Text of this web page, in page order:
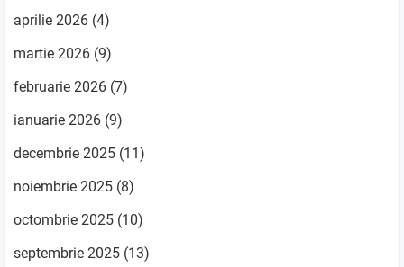
aprilie 2026 (4)
martie 2026 (9)
februarie 2026 (7)
ianuarie 2026 (9)
decembrie 2025 (11)
noiembrie 2025 (8)
octombrie 2025 (10)
septembrie 2025 (13)